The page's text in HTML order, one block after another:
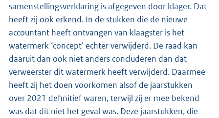
samenstellingsverklaring is afgegeven door klager. Dat
heeft zij ook erkend. In de stukken die de nieuwe
accountant heeft ontvangen van klaagster is het
watermerk ‘concept’ echter verwijderd. De raad kan
daaruit dan ook niet anders concluderen dan dat
verweerster dit watermerk heeft verwijderd. Daarmee
heeft zij het doen voorkomen alsof de jaarstukken
over 2021 definitief waren, terwijl zij er mee bekend
was dat dit niet het geval was. Deze jaarstukken, die